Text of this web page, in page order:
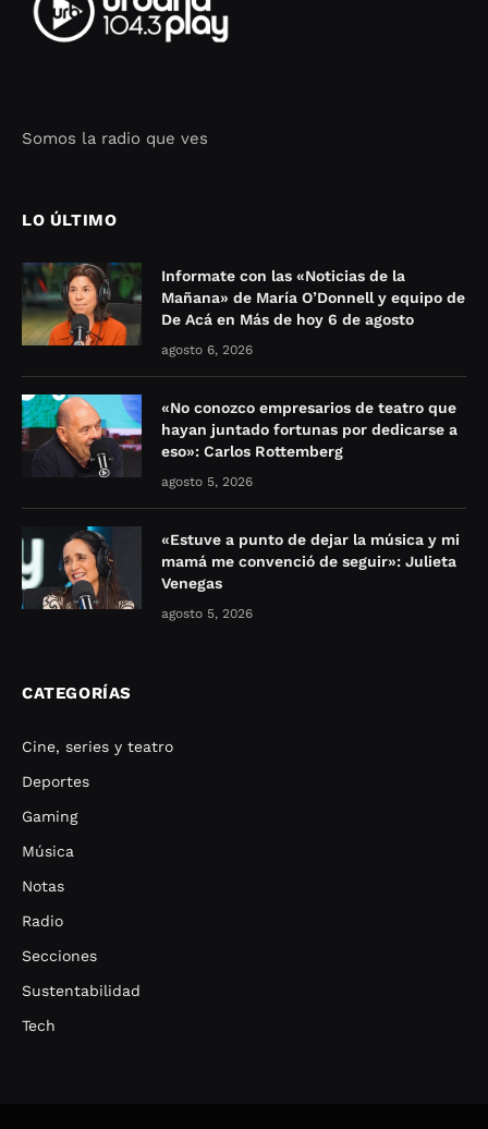
Somos la radio que ves
LO ÚLTIMO
Informate con las «Noticias de la
Mañana» de María O’Donnell y equipo de
De Acá en Más de hoy 6 de agosto
agosto 6, 2026
«No conozco empresarios de teatro que
hayan juntado fortunas por dedicarse a
eso»: Carlos Rottemberg
agosto 5, 2026
«Estuve a punto de dejar la música y mi
mamá me convenció de seguir»: Julieta
Venegas
agosto 5, 2026
CATEGORÍAS
Cine, series y teatro
Deportes
Gaming
Música
Notas
Radio
Secciones
Sustentabilidad
Tech